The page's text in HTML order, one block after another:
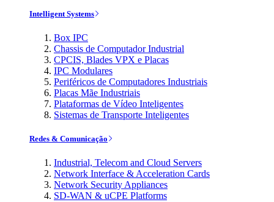
Intelligent Systems
Box IPC
Chassis de Computador Industrial
CPCIS, Blades VPX e Placas
IPC Modulares
Periféricos de Computadores Industriais
Placas Mãe Industriais
Plataformas de Vídeo Inteligentes
Sistemas de Transporte Inteligentes
Redes & Comunicação
Industrial, Telecom and Cloud Servers
Network Interface & Acceleration Cards
Network Security Appliances
SD-WAN & uCPE Platforms